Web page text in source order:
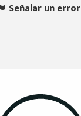
Señalar un error